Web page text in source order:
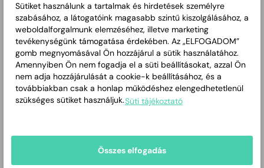
Csaba-College
Kft.
Cím: 5600 Békéscsaba,
Luther utca 10.
Központi telefon: 66/ 445-
103
Sütiket használunk a tartalmak és hirdetések személyre
szabásához, a látogatóink magasabb szintű kiszolgálásához, a
weboldalforgalmunk elemzéséhez, illetve marketing
tevékenységünk támogatása érdekében. Az „ELFOGADOM”
gomb megnyomásával Ön hozzájárul a sütik használatához.
Amennyiben Ön nem fogadja el a süti beállításokat, azzal Ön
nem adja hozzájárulását a cookie-k beállításához, és a
továbbiakban csak a honlap működéshez elengedhetetlenül
szükséges sütiket használjuk.Süti tájékoztató
Összes elfogadás